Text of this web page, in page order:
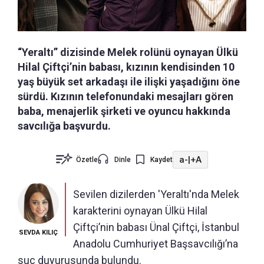
“Yeraltı” dizisinde Melek rolünü oynayan Ülkü
Hilal Çiftçi’nin babası, kızının kendisinden 10
yaş büyük set arkadaşı ile ilişki yaşadığını öne
sürdü. Kızının telefonundaki mesajları gören
baba, menajerlik şirketi ve oyuncu hakkında
savcılığa başvurdu.
Özetle Dinle Kaydet a-|+A
SEVDA KILIÇ
Sevilen dizilerden 'Yeraltı'nda Melek
karakterini oynayan Ülkü Hilal
Çiftçi’nin babası Ünal Çiftçi, İstanbul
Anadolu Cumhuriyet Başsavcılığı’na
suç duyurusunda bulundu.